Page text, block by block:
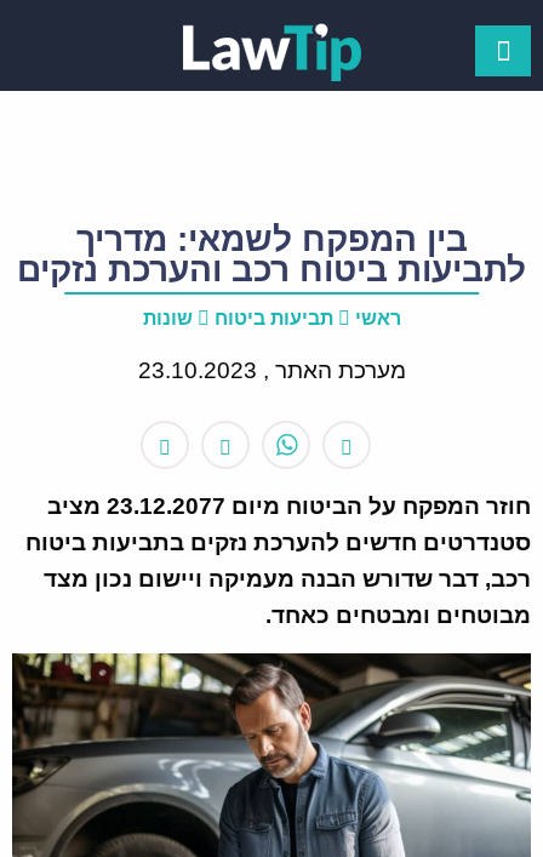
בין המפקח לשמאי: מדריך
לתביעות ביטוח רכב והערכת נזקים
ראשי תביעות ביטוח שונות
מערכת האתר , 23.10.2023
חוזר המפקח על הביטוח מיום 23.12.2077 מציב
סטנדרטים חדשים להערכת נזקים בתביעות ביטוח
רכב, דבר שדורש הבנה מעמיקה ויישום נכון מצד
מבוטחים ומבטחים כאחד.